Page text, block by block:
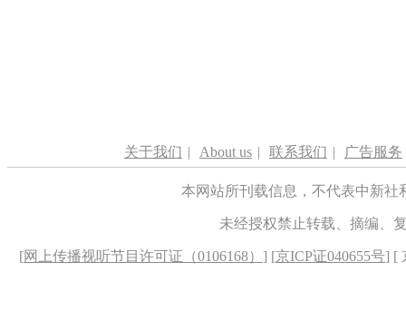
关于我们 | About us | 联系我们 | 广告服务
本网站所刊载信息，不代表中新
未经授权禁止转载、摘编、
[网上传播视听节目许可证（0106168） ] [京ICP证040655号] [